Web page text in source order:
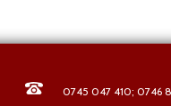
0745 047 410; 0746